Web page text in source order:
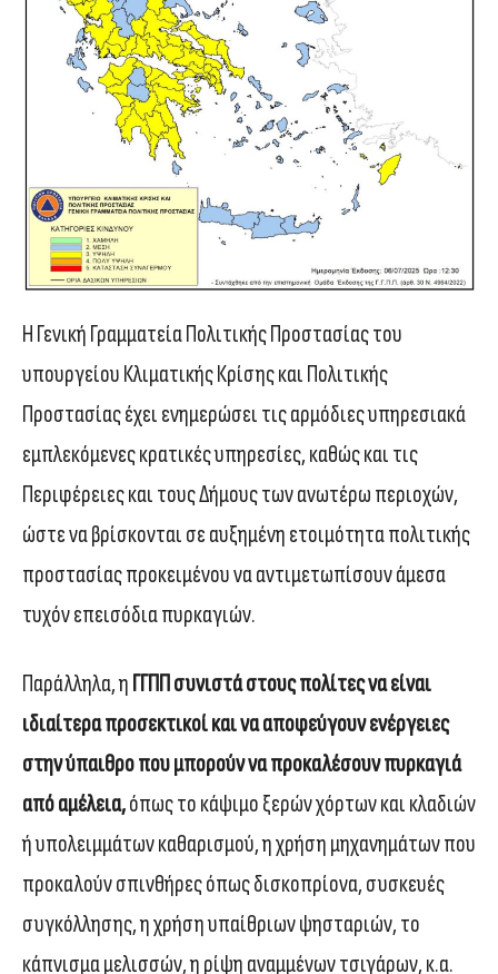
Η Γενική Γραμματεία Πολιτικής Προστασίας του
υπουργείου Κλιματικής Κρίσης και Πολιτικής
Προστασίας έχει ενημερώσει τις αρμόδιες υπηρεσιακά
εμπλεκόμενες κρατικές υπηρεσίες, καθώς και τις
Περιφέρειες και τους Δήμους των ανωτέρω περιοχών,
ώστε να βρίσκονται σε αυξημένη ετοιμότητα πολιτικής
προστασίας προκειμένου να αντιμετωπίσουν άμεσα
τυχόν επεισόδια πυρκαγιών.
Παράλληλα, η ΓΓΠΠ συνιστά στους πολίτες να είναι
ιδιαίτερα προσεκτικοί και να αποφεύγουν ενέργειες
στην ύπαιθρο που μπορούν να προκαλέσουν πυρκαγιά
από αμέλεια,όπως το κάψιμο ξερών χόρτων και κλαδιών
ή υπολειμμάτων καθαρισμού, η χρήση μηχανημάτων που
προκαλούν σπινθήρες όπως δισκοπρίονα, συσκευές
συγκόλλησης, η χρήση υπαίθριων ψησταριών, το
κάπνισμα μελισσών, η ρίψη αναμμένων τσιγάρων, κ.α.